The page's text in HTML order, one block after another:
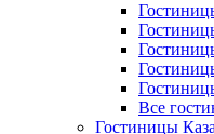
Все
Гостиницы